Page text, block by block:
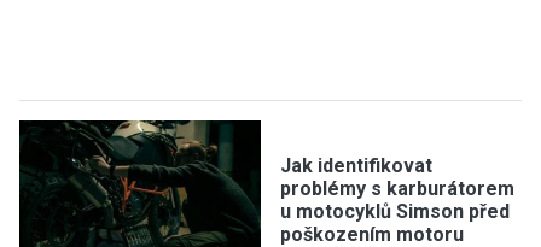
Jak identifikovat
problémy s karburátorem
u motocyklů Simson před
poškozením motoru